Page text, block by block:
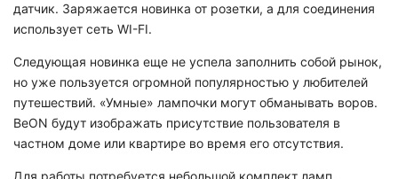
датчик. Заряжается новинка от розетки, а для соединения
использует сеть WI-FI.
Следующая новинка еще не успела заполнить собой рынок,
но уже пользуется огромной популярностью у любителей
путешествий. «Умные» лампочки могут обманывать воров.
BeON будут изображать присутствие пользователя в
частном доме или квартире во время его отсутствия.
Для работы потребуется небольшой комплект ламп,